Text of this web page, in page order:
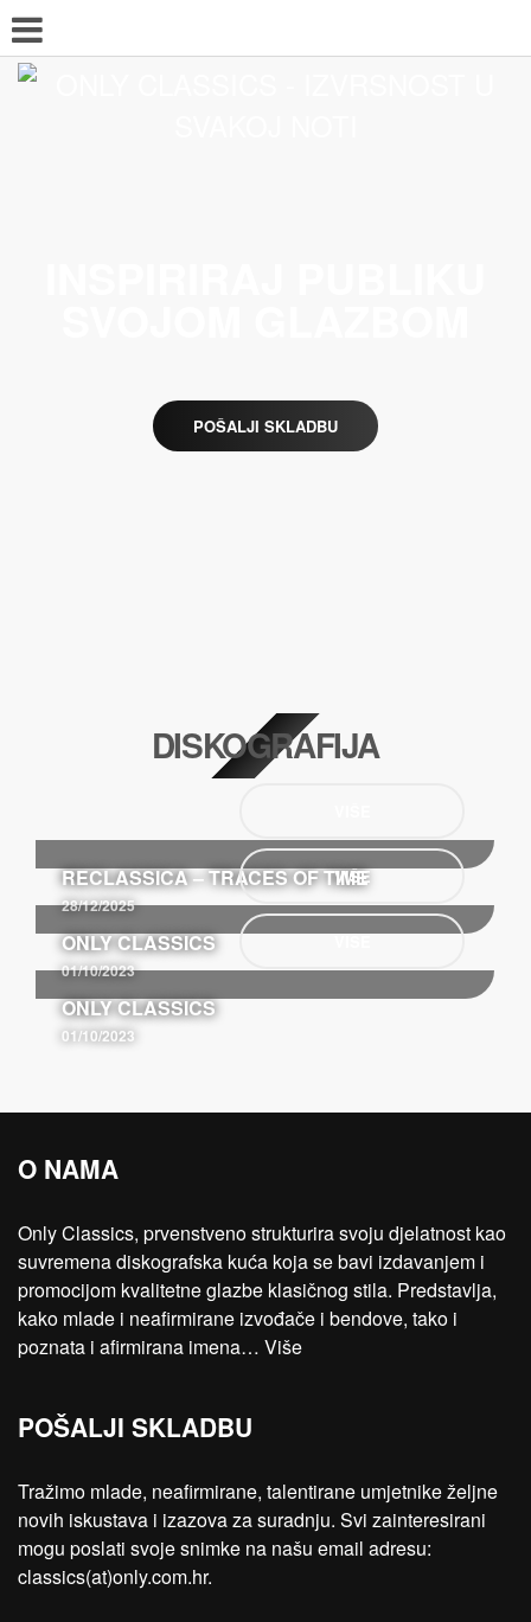
POŠALJI SKLADBU
DISKOGRAFIJA
RECLASSICA – TRACES OF TIME
28/12/2025
ONLY CLASSICS
01/10/2023
VIŠE
ONLY CLASSICS
01/10/2023
VIŠE
O NAMA
Only Classics, prvenstveno strukturira svoju djelatnost kao
suvremena diskografska kuća koja se bavi izdavanjem i
promocijom kvalitetne glazbe klasičnog stila. Predstavlja,
kako mlade i neafirmirane izvođače i bendove, tako i
poznata i afirmirana imena… Više
POŠALJI SKLADBU
Tražimo mlade, neafirmirane, talentirane umjetnike željne
novih iskustava i izazova za suradnju. Svi zainteresirani
mogu poslati svoje snimke na našu email adresu:
classics(at)only.com.hr.